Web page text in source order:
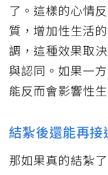
了。這樣的心情
質，增加性生活
調，這種效果取
與認同。如果一
能反而會影響性
結紮後還能再接
那如果真的結紮